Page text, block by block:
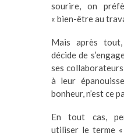
sourire, on
« bien-être au
Mais après
décide de
ses
à leur
bonheur, n’est ce
En tout cas,
utiliser le terme